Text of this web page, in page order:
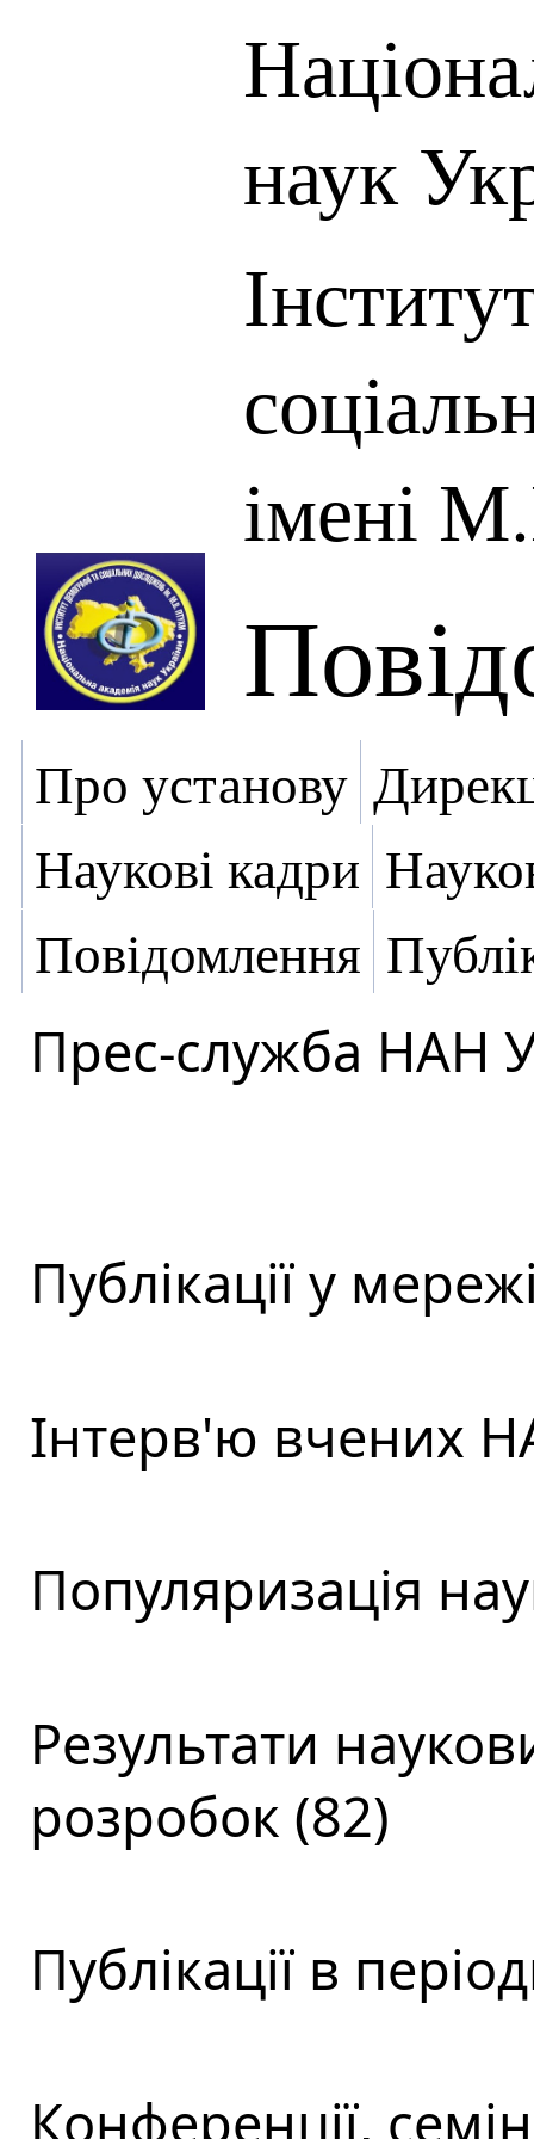
наук
імені
Про установу
Наукові кадри
Повідомлення
Прес-служба НАН
Публікації у
Інтерв'ю вчених
Популяризація
Результати
розробок (82)
Публікації в
Конференції,